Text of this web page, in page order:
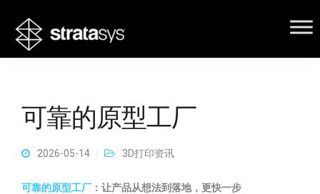
可靠的原型工厂
2026-05-14 3D打印资讯
可靠的原型工厂 ：让产品从想法到落地，更快一步